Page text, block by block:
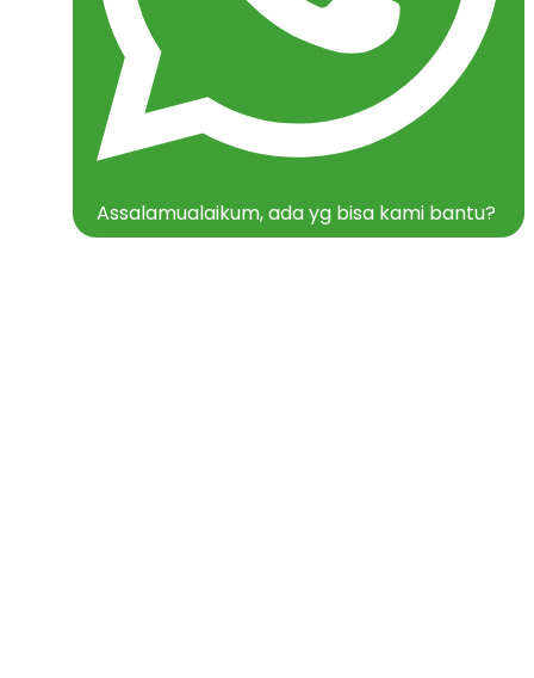
Assalamualaikum, ada yg bisa kami bantu?